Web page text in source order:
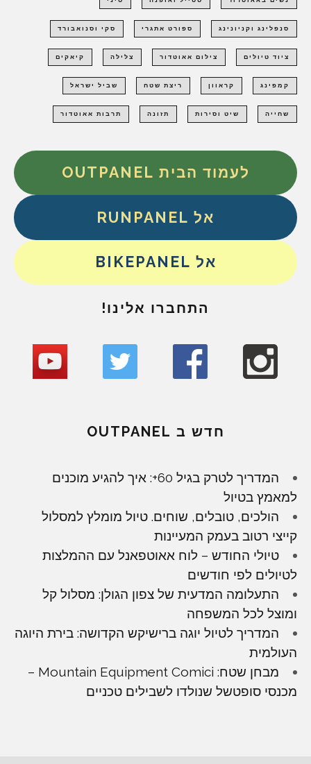
סנפלינג וקניונינג ספורט אתגרי סקי וסנואבורד
ציוד טיולים צילום אאוטדור צלילה קיאקים
קמפינג קראוון ריצת שטח שביל ישראל
שחייה שיט וסירות תזונה תרבות אאוטדור
לעמוד הבית OUTPANEL
אל RUNPANEL
אל BIKEPANEL
התחברו אלינו!
חדש ב OUTPANEL
המדריך לטרק בגיל 60+: איך להגיע מוכנים
למאמץ בטיול
הולכים, טובלים, שוחים. טיול מומלץ למסלול
קייצי רטוב בעמק המעיינות
טיולי החודש – לוח אאוטפאנל עם ההמלצות
לטיולים לפי חודשים
התעלומה המדעית של צפון הגולן: מסלול קל
ומוצל לכל המשפחה
המדריך לטיול יוגה ברישיקש הקדושה: בירת היוגה
העולמית
מבחן שטח: Mountain Equipment Comici –
מכנסי סופטשל שנולדו לשבילים טכניים